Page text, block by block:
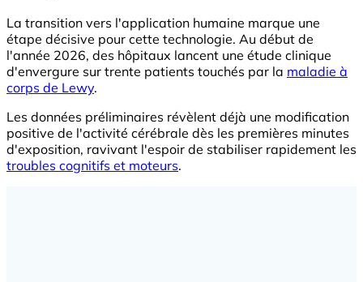
La transition vers l'application humaine marque une
étape décisive pour cette technologie. Au début de
l'année 2026, des hôpitaux lancent une étude clinique
d'envergure sur trente patients touchés par la maladie à
corps de Lewy.
Les données préliminaires révèlent déjà une modification
positive de l'activité cérébrale dès les premières minutes
d'exposition, ravivant l'espoir de stabiliser rapidement les
troubles cognitifs et moteurs.